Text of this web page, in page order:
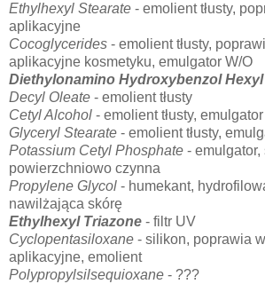
Ethylhexyl Stearate - emolient tłusty,
aplikacyjne
Cocoglycerides - emolient tłusty,
aplikacyjne kosmetyku, emulgator W/O
Diethylonamino Hydroxybenzol
Decyl Oleate - emolient tłusty
Cetyl Alcohol - emolient tłusty,
Glyceryl Stearate - emolient tłusty,
Potassium Cetyl Phosphate -
powierzchniowo czynna
Propylene Glycol - humekant,
nawilżająca skórę
Ethylhexyl Triazone - filtr UV
Cyclopentasiloxane - silikon, poprawia
aplikacyjne, emolient
Polypropylsilsequioxane - ???